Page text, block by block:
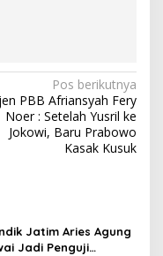
Pos berikutnya
PBB Afriansyah Fery
Noer : Setelah Yusril ke
Jokowi, Baru Prabowo
Kasak Kusuk
Jatim Aries Agung
Jadi Penguji